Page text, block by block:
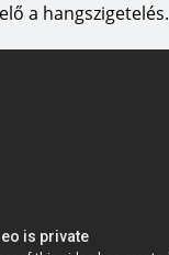
a hangszigetelés.